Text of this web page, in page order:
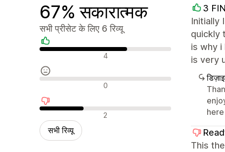
67% सकारात्मक
सभी प्रीसेट के लिए 6 रिव्यू
सकारात्मक रिव्यू 4
न्यूट्रल रिव्यू 0
नकारात्मक रिव्यू 2
सभी रिव्यू
3
Initially
quickly
is why
is very
This